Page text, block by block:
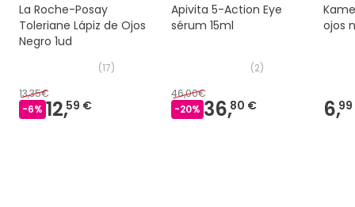
La Roche-Posay
Toleriane Lápiz de Ojos
Negro 1ud
(17)
13,35€
-6% 12,59 €
Apivita 5-Action Eye
sérum 15ml
(2)
46,00€
-20% 36,80 €
ojos
6,